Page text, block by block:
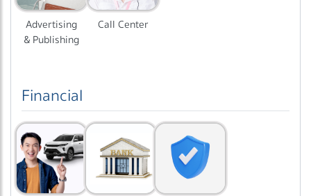
Advertising
& Publishing
Call Center
Financial